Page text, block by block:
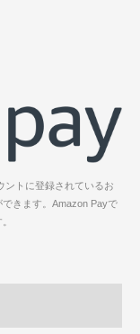
ントに登録されているお
きます。Amazon Payで